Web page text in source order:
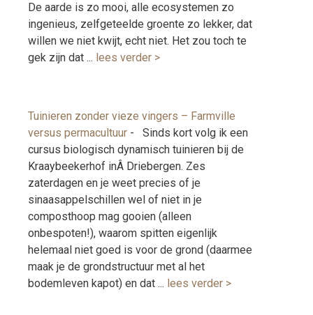
De aarde is zo mooi, alle ecosystemen zo
ingenieus, zelfgeteelde groente zo lekker, dat
willen we niet kwijt, echt niet. Het zou toch te
gek zijn dat ... lees verder >
Tuinieren zonder vieze vingers – Farmville
versus permacultuur -
Sinds kort volg ik een
cursus biologisch dynamisch tuinieren bij de
Kraaybeekerhof inÂ Driebergen. Zes
zaterdagen en je weet precies of je
sinaasappelschillen wel of niet in je
composthoop mag gooien (alleen
onbespoten!), waarom spitten eigenlijk
helemaal niet goed is voor de grond (daarmee
maak je de grondstructuur met al het
bodemleven kapot) en dat ... lees verder >